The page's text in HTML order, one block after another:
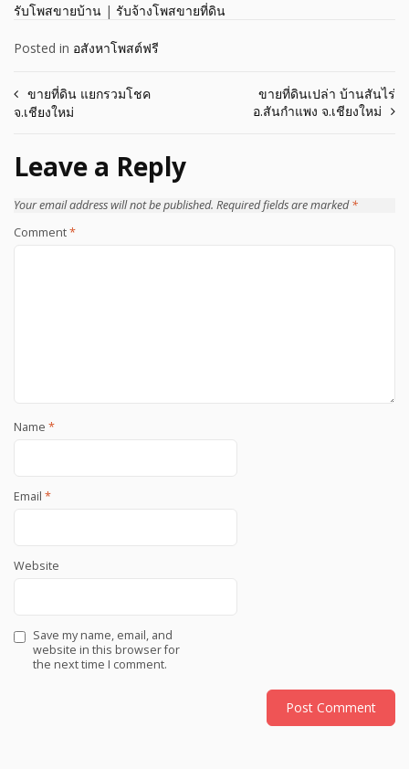
รับโพสขายบ้าน | รับจ้างโพสขายที่ดิน
Posted in อสังหาโพสต์ฟรี
Post
ขายที่ดิน แยกรวมโชค
จ.เชียงใหม่
ขายที่ดินเปล่า บ้านสันไร่
อ.สันกำแพง จ.เชียงใหม่
Leave a Reply
Your email address will not be published. Required fields are marked*
Comment*
Name *
Email *
Website
Save my name, email, and
website in this browser for
the next time I comment.